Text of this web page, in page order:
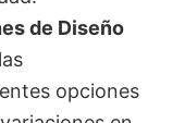
de Diseño
opciones